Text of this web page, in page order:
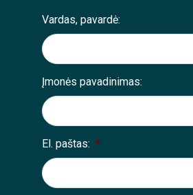
Vardas, pavardė:
Įmonės pavadinimas:
El. paštas: *